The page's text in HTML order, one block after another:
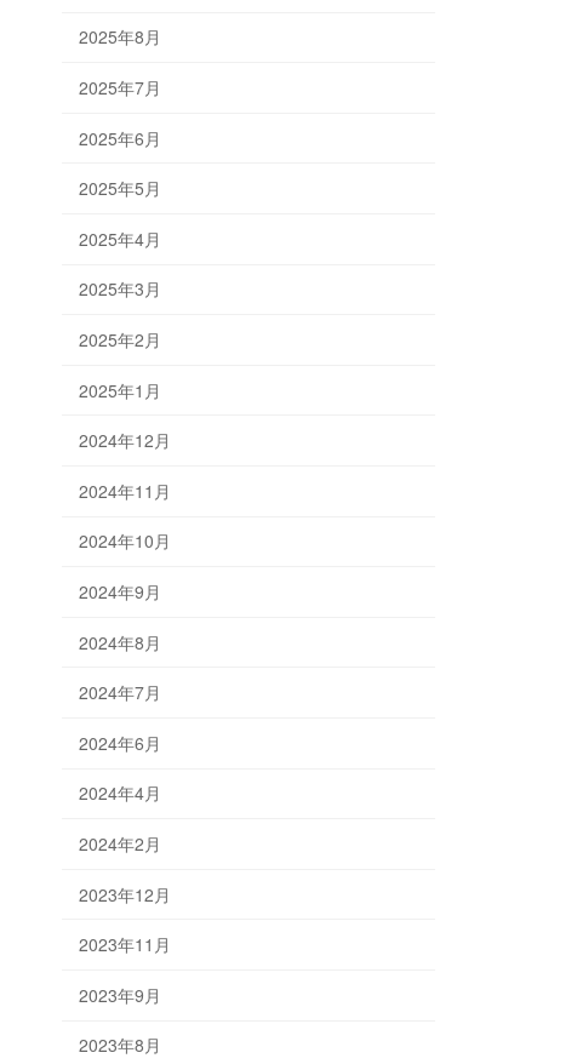
2025年8月
2025年7月
2025年6月
2025年5月
2025年4月
2025年3月
2025年2月
2025年1月
2024年12月
2024年11月
2024年10月
2024年9月
2024年8月
2024年7月
2024年6月
2024年4月
2024年2月
2023年12月
2023年11月
2023年9月
2023年8月